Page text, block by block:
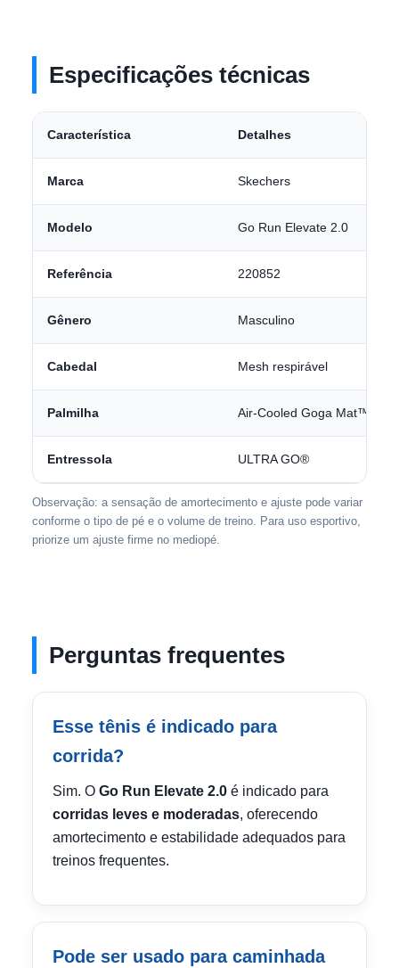
Especificações técnicas
Característica Detalhes
Marca Skechers
Modelo Go Run Elevate 2.0
Referência 220852
Gênero Masculino
Cabedal Mesh respirável
Palmilha Air-Cooled Goga Mat™
Entressola ULTRA GO®
Observação: a sensação de amortecimento e ajuste pode variar
conforme o tipo de pé e o volume de treino. Para uso esportivo,
priorize um ajuste firme no mediopé.
Perguntas frequentes
Esse tênis é indicado para
corrida?
Sim. O Go Run Elevate 2.0 é indicado para
corridas leves e moderadas, oferecendo
amortecimento e estabilidade adequados para
treinos frequentes.
Pode ser usado para caminhada